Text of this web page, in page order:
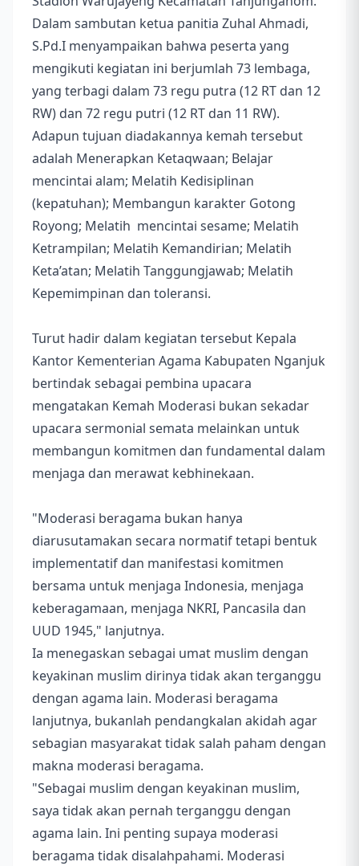
Dalam sambutan ketua panitia Zuhal Ahmadi,
S.Pd.I menyampaikan bahwa peserta yang
mengikuti kegiatan ini berjumlah 73 lembaga,
yang terbagi dalam 73 regu putra (12 RT dan 12
RW) dan 72 regu putri (12 RT dan 11 RW).
Adapun tujuan diadakannya kemah tersebut
adalah Menerapkan Ketaqwaan; Belajar
mencintai alam; Melatih Kedisiplinan
(kepatuhan); Membangun karakter Gotong
Royong; Melatih mencintai sesame; Melatih
Ketrampilan; Melatih Kemandirian; Melatih
Keta’atan; Melatih Tanggungjawab; Melatih
Kepemimpinan dan toleransi.
Turut hadir dalam kegiatan tersebut Kepala
Kantor Kementerian Agama Kabupaten Nganjuk
bertindak sebagai pembina upacara
mengatakan Kemah Moderasi bukan sekadar
upacara sermonial semata melainkan untuk
membangun komitmen dan fundamental dalam
menjaga dan merawat kebhinekaan.
"Moderasi beragama bukan hanya
diarusutamakan secara normatif tetapi bentuk
implementatif dan manifestasi komitmen
bersama untuk menjaga Indonesia, menjaga
keberagamaan, menjaga NKRI, Pancasila dan
UUD 1945," lanjutnya.
Ia menegaskan sebagai umat muslim dengan
keyakinan muslim dirinya tidak akan terganggu
dengan agama lain. Moderasi beragama
lanjutnya, bukanlah pendangkalan akidah agar
sebagian masyarakat tidak salah paham dengan
makna moderasi beragama.
"Sebagai muslim dengan keyakinan muslim,
saya tidak akan pernah terganggu dengan
agama lain. Ini penting supaya moderasi
beragama tidak disalahpahami. Moderasi